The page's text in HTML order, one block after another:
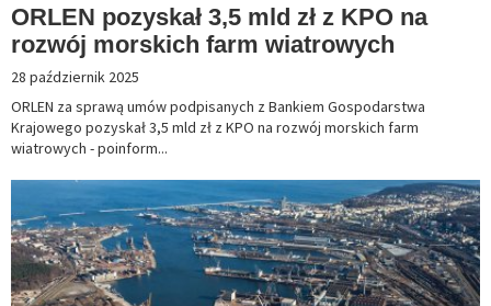
ORLEN pozyskał 3,5 mld zł z KPO na
rozwój morskich farm wiatrowych
28 październik 2025
ORLEN za sprawą umów podpisanych z Bankiem Gospodarstwa
Krajowego pozyskał 3,5 mld zł z KPO na rozwój morskich farm
wiatrowych - poinform...